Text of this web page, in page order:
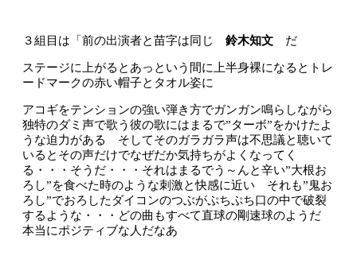
３組目は「前の出演者と苗字は同じ 鈴木知文 だ
ステージに上がるとあっという間に上半身裸になるとトレ
ードマークの赤い帽子とタオル姿に
アコギをテンションの強い弾き方でガンガン鳴らしながら
独特のダミ声で歌う彼の歌にはまるで”ターボ”をかけたよ
うな迫力がある そしてそのガラガラ声は不思議と聴いて
いるとその声だけでなぜだか気持ちがよくなってく
る・・・そうだ・・・それはまるでう～んと辛い”大根お
ろし”を食べた時のような刺激と快感に近い それも”鬼お
ろし”でおろしたダイコンのつぶがぷちぷち口の中で破裂
するような・・・どの曲もすべて直球の剛速球のようだ
本当にポジティブな人だなあ